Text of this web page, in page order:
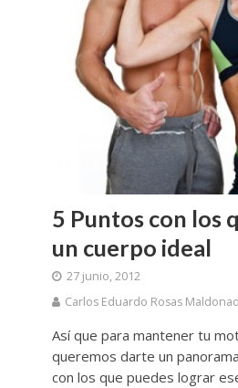
5 Puntos con los
un cuerpo ideal
27 junio, 2012
Carlos Eduardo Rosas
Así que para mantener tu
queremos darte un
con los que puedes lograr